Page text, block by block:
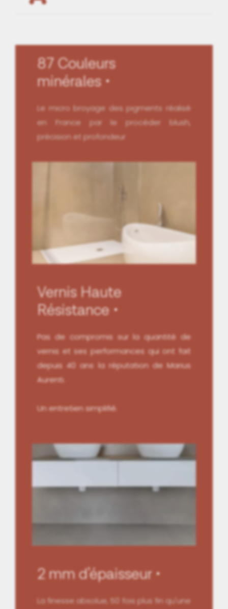
87 Couleurs
minérales
Le micro broyage des pigments réalisé
en France par le procéder blush,
précision et profondeur
Vernis Haute
Résistance
Pas de compromis sur la quantité de
vernis et ses performances qui ont fait
depuis 40 ans la réputation de Marius
Aurenti.
Un entretien simplifié.
2 mm d'épaisseur
La finesse absolue, 50 fois plus fin qu'une